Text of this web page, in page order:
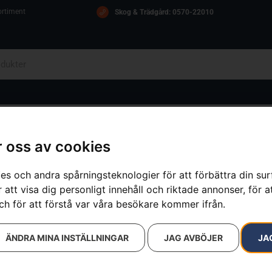
oss av cookies
och andra spårningsteknologier för att förbättra din
visa dig personligt innehåll och riktade annonser, för
för att förstå var våra besökare kommer ifrån.
JAG AVBÖJER
ÄNDRA MINA INSTÄLLNINGAR
Skog & Trädgård: 0570-22010